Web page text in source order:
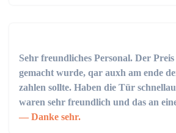
Sehr freundliches Personal. Der
gemacht wurde, qar auxh am ende
zahlen sollte. Haben die Tür
waren sehr freundlich und das an
Danke sehr.